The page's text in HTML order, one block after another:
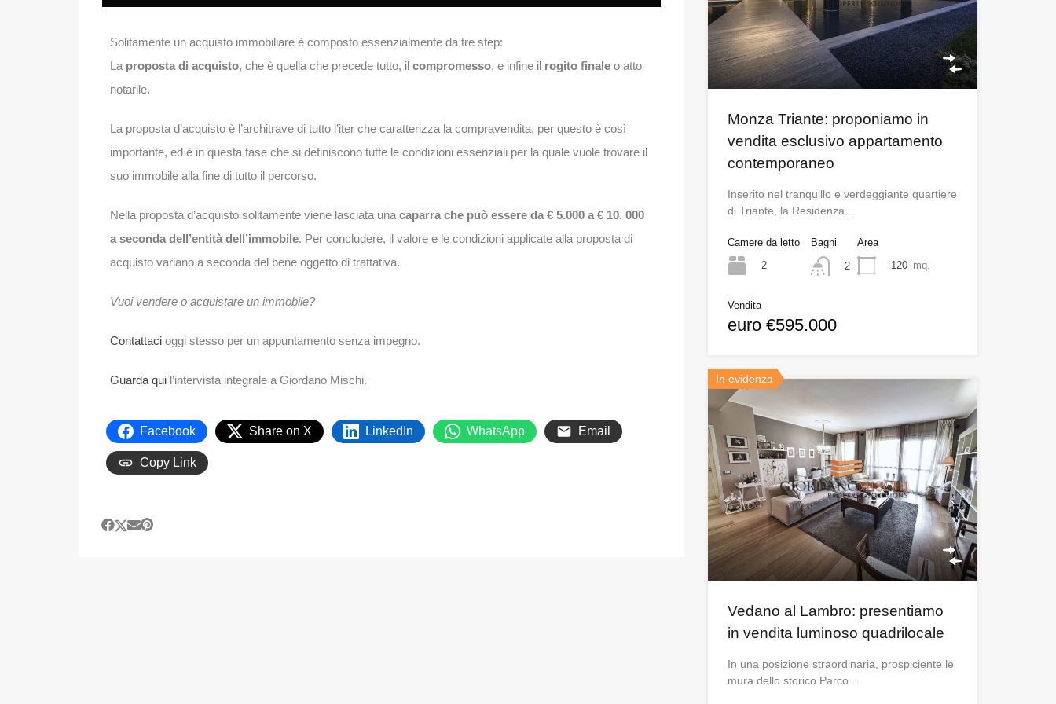
Solitamente un acquisto immobiliare è composto essenzialmente da tre step:
La proposta di acquisto, che è quella che precede tutto, il compromesso, e infine il rogito finale o atto
notarile.
La proposta d’acquisto è l’architrave di tutto l’iter che caratterizza la compravendita, per questo è così
importante, ed è in questa fase che si definiscono tutte le condizioni essenziali per la quale vuole trovare il
suo immobile alla fine di tutto il percorso.
Nella proposta d’acquisto solitamente viene lasciata una caparra che può essere da € 5.000 a € 10. 000
a seconda dell’entità dell’immobile. Per concludere, il valore e le condizioni applicate alla proposta di
acquisto variano a seconda del bene oggetto di trattativa.
Vuoi vendere o acquistare un immobile?
Contattaci oggi stesso per un appuntamento senza impegno.
Guarda qui l’intervista integrale a Giordano Mischi.
Facebook Share on X LinkedIn WhatsApp Email
Copy Link
Monza Triante: proponiamo in
vendita esclusivo appartamento
contemporaneo
Inserito nel tranquillo e verdeggiante quartiere
di Triante, la Residenza…
Camere da letto
2
Bagni
2
Area
120 mq.
Vendita
euro €595.000
In evidenza
Vedano al Lambro: presentiamo
in vendita luminoso quadrilocale
In una posizione straordinaria, prospiciente le
mura dello storico Parco…